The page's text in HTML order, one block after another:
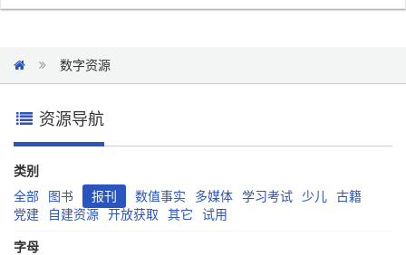
数字资源
资源导航
类别
全部
图书 报刊 数值事实 多媒体 学习考试 少儿
古籍
党建
自建资源 开放获取 其它 试用
字母